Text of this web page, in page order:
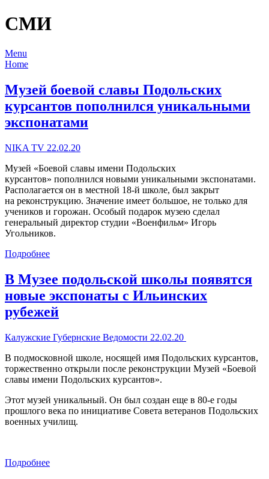
СМИ
Menu
Home
Музей боевой славы Подольских
курсантов пополнился уникальными
экспонатами
NIKA TV 22.02.20
Музей «Боевой славы имени Подольских
курсантов» пополнился новыми уникальными экспонатами.
Располагается он в местной 18-й школе, был закрыт
на реконструкцию. Значение имеет большое, не только для
учеников и горожан. Особый подарок музею сделал
генеральный директор студии «Военфильм» Игорь
Угольников.
Подробнее
В Музее подольской школы появятся
новые экспонаты с Ильинских
рубежей
Калужские Губернские Ведомости 22.02.20
В подмосковной школе, носящей имя Подольских курсантов,
торжественно открыли после реконструкции Музей «Боевой
славы имени Подольских курсантов».
Этот музей уникальный. Он был создан еще в 80-е годы
прошлого века по инициативе Совета ветеранов Подольских
военных училищ.
Подробнее